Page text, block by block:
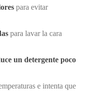
para evitar
para lavar la cara
un detergente poco
e intenta que